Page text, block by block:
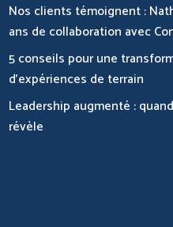
Nos clients témoignent :
ans de collaboration avec
5 conseils pour une
d’expériences de terrain
Leadership augmenté :
révèle